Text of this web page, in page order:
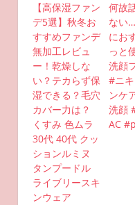
【高保湿ファン
デ5選】秋冬お
すすめファンデ
無加工レビュ
ー！乾燥しな
い？テカらず保
湿できる？毛穴
カバー力は？
くすみ 色ムラ
30代 40代 クッ
ションルミヌ
タンプードル
ライブリースキ
ンウェア
何故
ない
にお
っと
洗顔
#ニ
ンケ
洗顔
AC